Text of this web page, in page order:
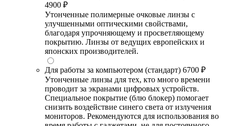
4900 ₽
Утонченные полимерные очковые линзы с
улучшенными оптическими свойствами,
благодаря упрочняющему и просветляющему
покрытию. Линзы от ведущих европейских и
японских производителей.
Для работы за компьютером (стандарт) 6700 ₽
Утонченные линзы для тех, кто много времени
проводит за экранами цифровых устройств.
Специальное покрытие (блю блокер) помогает
снизить воздействие синего света от излучения
мониторов. Рекомендуются для использования во